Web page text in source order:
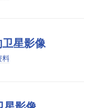
星影像
料